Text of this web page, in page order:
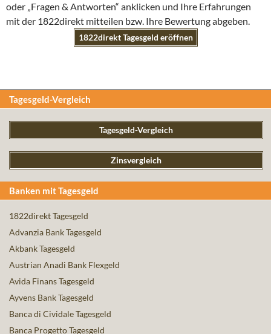
oder „Fragen & Antworten“ anklicken und Ihre Erfahrungen
mit der 1822direkt mitteilen bzw. Ihre Bewertung abgeben.
1822direkt Tagesgeld eröffnen
Tagesgeld-Vergleich
Tagesgeld-Vergleich
Zinsvergleich
Banken mit Tagesgeld
1822direkt Tagesgeld
Advanzia Bank Tagesgeld
Akbank Tagesgeld
Austrian Anadi Bank Flexgeld
Avida Finans Tagesgeld
Ayvens Bank Tagesgeld
Banca di Cividale Tagesgeld
Banca Progetto Tagesgeld